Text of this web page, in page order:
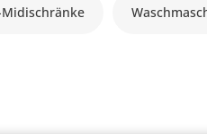
Midischränke